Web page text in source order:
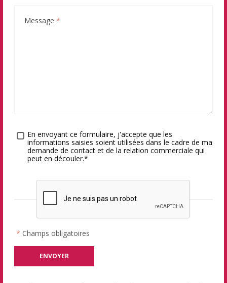
Message *
Traitement des données *
En envoyant ce formulaire, j'accepte que les
informations saisies soient utilisées dans le cadre de ma
demande de contact et de la relation commerciale qui
peut en découler.*
* Champs obligatoires